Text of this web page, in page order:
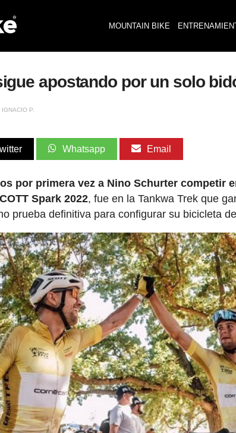
MOUNTAIN BIKE
apostando por un solo
IGNACIO P.
Whatsapp Email
por primera vez a Nino Schurter competir
Spark 2022, fue en la Tankwa Trek que
prueba definitiva para configurar su bicicleta